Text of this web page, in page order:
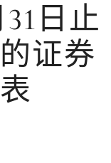
日止
证券